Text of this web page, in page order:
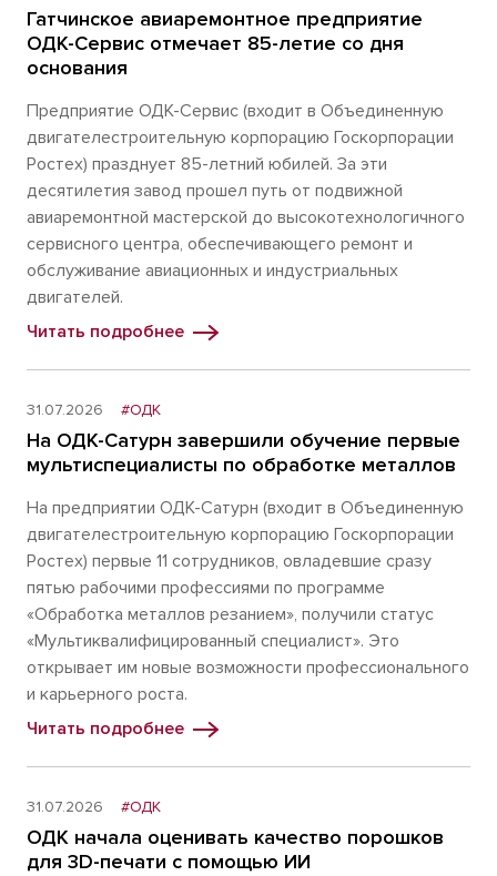
Гатчинское авиаремонтное предприятие
ОДК-Сервис отмечает 85-летие со дня
основания
Предприятие ОДК-Сервис (входит в Объединенную
двигателестроительную корпорацию Госкорпорации
Ростех) празднует 85-летний юбилей. За эти
десятилетия завод прошел путь от подвижной
авиаремонтной мастерской до высокотехнологичного
сервисного центра, обеспечивающего ремонт и
обслуживание авиационных и индустриальных
двигателей.
Читать подробнее
31.07.2026 #ОДК
На ОДК-Сатурн завершили обучение первые
мультиспециалисты по обработке металлов
На предприятии ОДК-Сатурн (входит в Объединенную
двигателестроительную корпорацию Госкорпорации
Ростех) первые 11 сотрудников, овладевшие сразу
пятью рабочими профессиями по программе
«Обработка металлов резанием», получили статус
«Мультиквалифицированный специалист». Это
открывает им новые возможности профессионального
и карьерного роста.
Читать подробнее
31.07.2026 #ОДК
ОДК начала оценивать качество порошков
для 3D-печати с помощью ИИ